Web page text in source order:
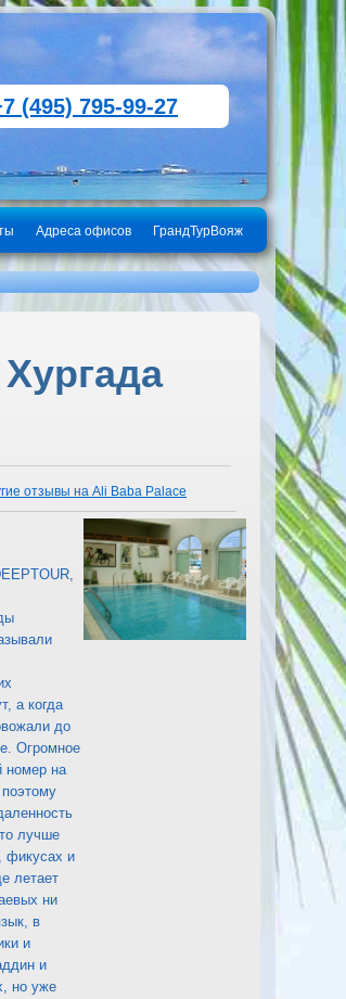
(495) 795-99-27
ГрандТурВояж
Адреса офисов
отзывы на Ali Baba Palace
а когда
до
Огромное
номер на
лучше
фикусах и
летает
ни
в
и
и
но уже